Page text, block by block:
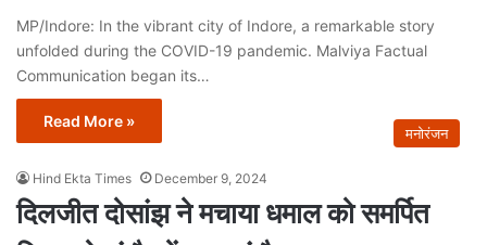
MP/Indore: In the vibrant city of Indore, a remarkable story
unfolded during the COVID-19 pandemic. Malviya Factual
Communication began its…
Read More »
मनोरंजन
Hind Ekta Times December 9, 2024
दिलजीत दोसांझ ने मचाया धमाल को समर्पित